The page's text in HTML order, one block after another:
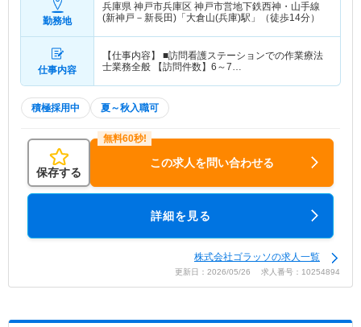
勤務地
兵庫県 神戸市兵庫区 神戸市営地下鉄西神・山手線
(新神戸－新長田)「大倉山(兵庫)駅」（徒歩14分）
仕事内容
【仕事内容】 ■訪問看護ステーションでの作業療法
士業務全般 【訪問件数】6～7…
積極採用中 夏～秋入職可
保存する
この求人を問い合わせる
詳細を見る
株式会社ゴラッソの求人一覧
更新日：2026/05/26 求人番号：10254894